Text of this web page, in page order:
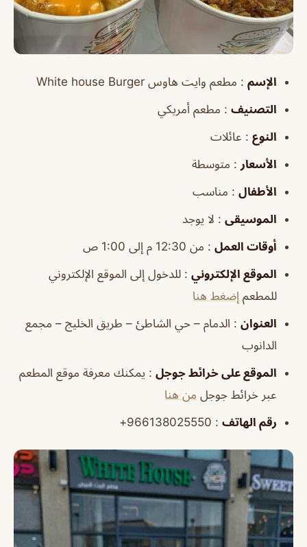
الإسم : مطعم وايت هاوس White house Burger
التصنيف : مطعم أمريكي
النوع : عائلات
الأسعار : متوسطة
الأطفال : مناسب
الموسيقى : لا يوجد
أوقات العمل : من 12:30 م إلى 1:00 ص
الموقع الإلكتروني : للدخول إلى الموقع الإلكتروني
للمطعم إضغط هنا
العنوان : الدمام – حي الشاطئ – طريق الخليج – مجمع
الدانوب
الموقع على خرائط جوجل : يمكنك معرفة موقع المطعم
عبر خرائط جوجل من هنا
رقم الهاتف : 966138025550+